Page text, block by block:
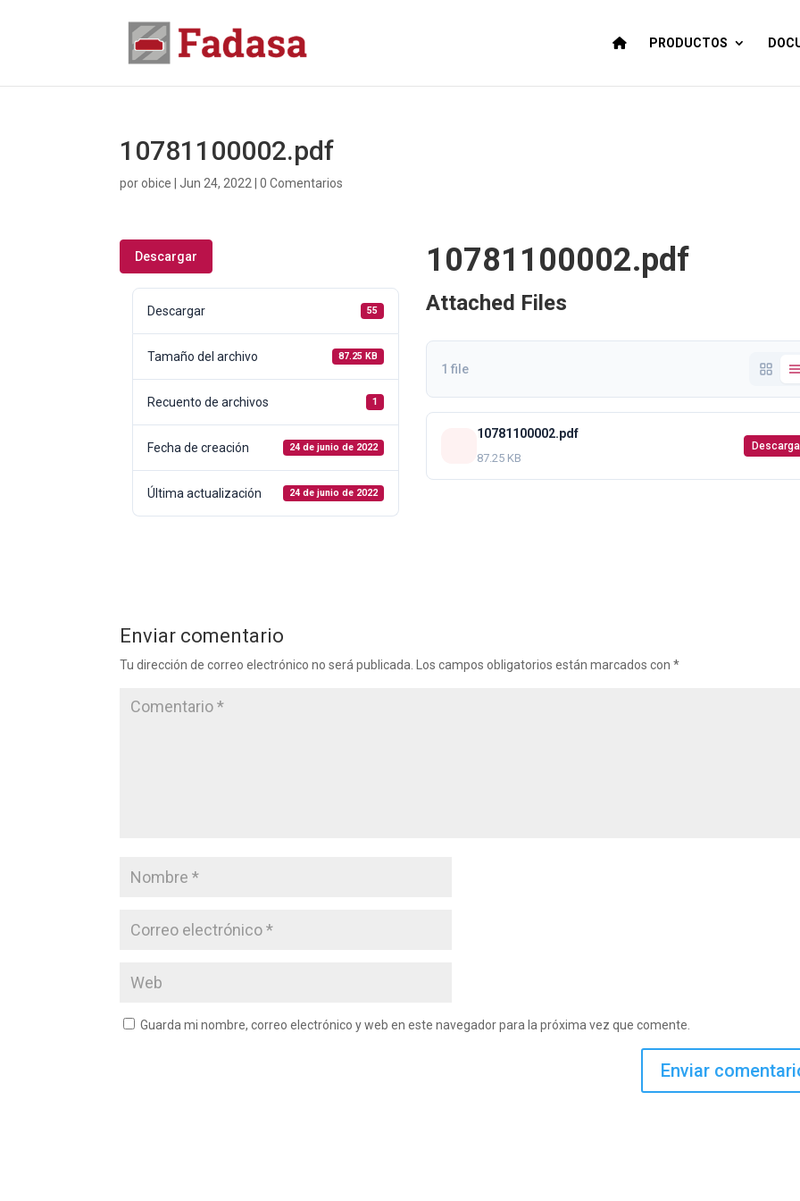
PRODUCTOS
10781100002.pdf
porobice |Jun 24, 2022 |0 Comentarios
Descargar
Descargar 55
Tamaño del archivo 87.25 KB
Recuento de archivos 1
Fecha de creación 24 de junio de 2022
Última actualización 24 de junio de 2022
10781100002.pdf
Attached Files
1 file
10781100002.pdf
87.25 KB
Enviar comentario
Tu dirección de correo electrónico no será publicada. Los campos obligatorios están marcados con*
Guarda mi nombre, correo electrónico y web en este navegador para la próxima vez que comente.